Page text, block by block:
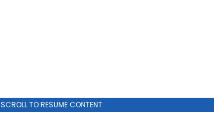
SCROLL TO RESUME CONTENT